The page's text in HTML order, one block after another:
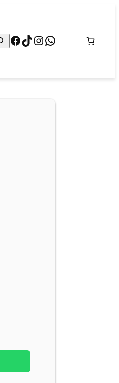
Facebook
TikTok
Instagram
WhatsApp